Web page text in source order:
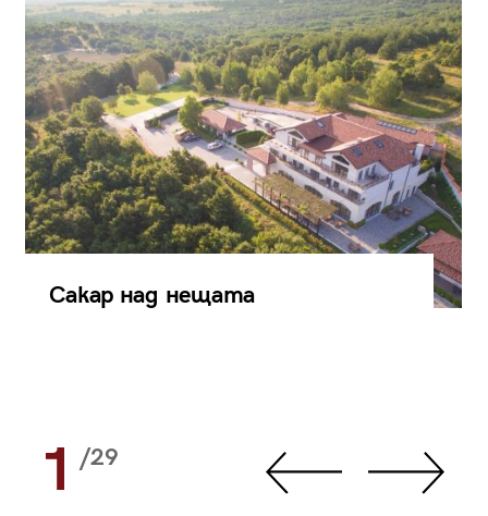
Сакар над нещата
1 /29